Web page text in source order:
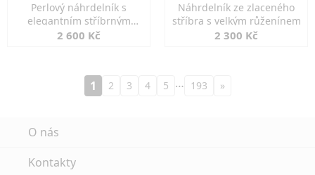
Perlový náhrdelník s
elegantním stříbrným
zapínáním
2 600 Kč
Náhrdelník ze zlaceného
stříbra s velkým růženínem
2 300 Kč
1 2 3 4 5 … 193 »
O nás
Kontakty